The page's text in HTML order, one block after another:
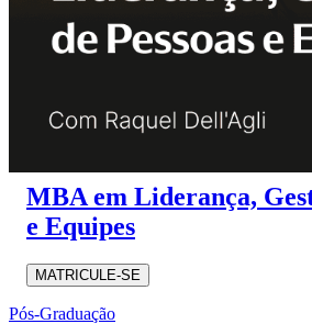
MBA em Liderança,
e Equipes
MATRICULE-SE
Pós-Graduação